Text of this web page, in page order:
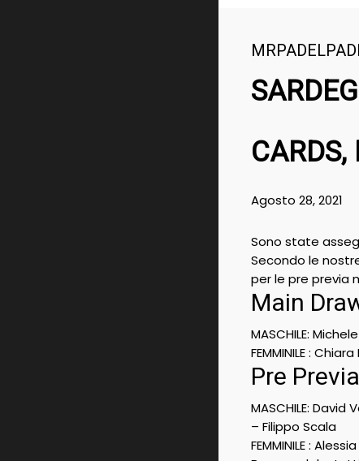
CARDS,
Agosto 28, 2021
Sono state
Secondo le
per le pre previa
Main
MASCHILE:
FEMMINILE :
Pre Previa
MASCHILE:
– Filippo Scala
FEMMINILE :